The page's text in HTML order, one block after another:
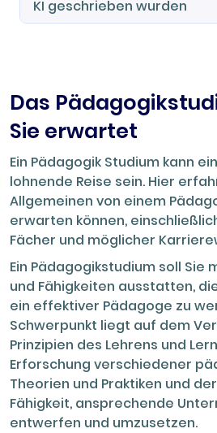
Haupttext. Das Inhalts-,
2 Wochen nach dem
Diese Garantie stellt
Kunden mit dem
und bei Bedarf Änderungen
lassen können, um ihre
erfüllen.
KI geschrieben wurden
Autoren untersagt. Alle
Arbeiten unterliegen einer
Qualitätskontrolle, um
Zusätzlich überprüft unser
Arbeit. Um die
gewährleisten, führen wir
Plagiatsprüfung durch und
kostenlos einen Bericht
fertigen Text zu.
Das
Sie erwartet
Ein Pädagogik Studium kann
lohnende Reise sein. Hier
Allgemeinen von einem
erwarten können,
Fächer und möglicher
Ein Pädagogikstudium soll Sie
und Fähigkeiten ausstatten,
ein effektiver Pädagoge zu
Schwerpunkt liegt auf dem
Prinzipien des Lehrens und
Erforschung verschiedener
Theorien und Praktiken und
Fähigkeit, ansprechende
entwerfen und umzusetzen.